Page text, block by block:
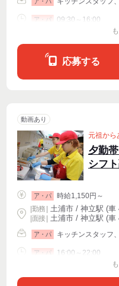
ア・パ 09:30～16:00
応募する
動画あり
元祖か
夕勤
シフ
ア・パ
時給1,150円～
|勤務 土浦市 / 神立駅 (車
| 面接 | 土浦市 / 神立駅 (車
ア・パ キッチンスタッフ
ア・パ 16:00～22:00